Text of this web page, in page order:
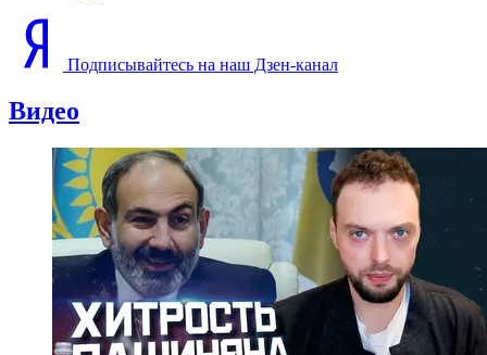
Подписывайтесь на наш Дзен-канал
Видео